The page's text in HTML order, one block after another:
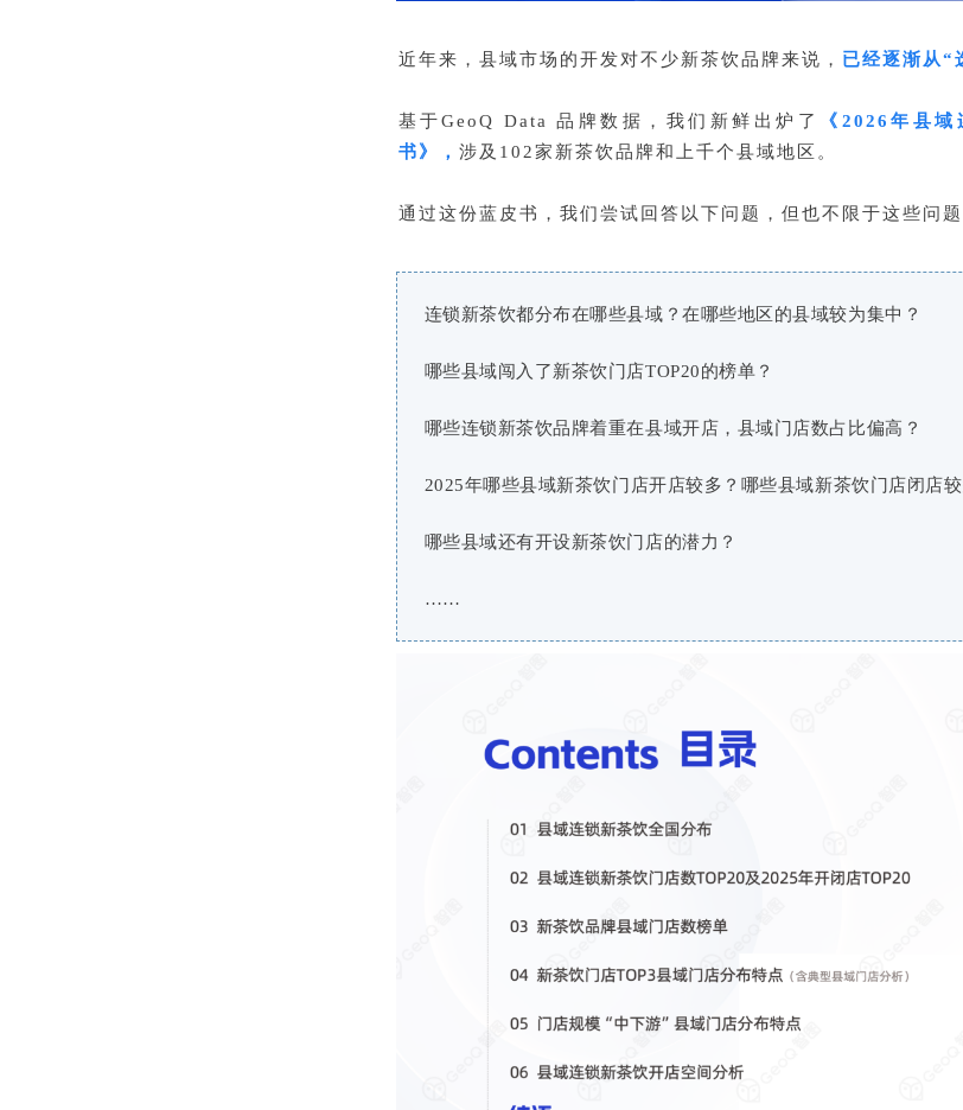
近年来，县域市场的开发对不少新茶饮品牌来说， 已经逐渐从“
基于GeoQ Data 品牌数据，我们新鲜出炉了
《2026年县
书》， 涉及102家新茶饮品牌和上千个县域地区。
通过这份蓝皮书，我们尝试回答以下问题，但也不限于这些问题
连锁新茶饮都分布在哪些县域？在哪些地区的县域较为集中？
哪些县域闯入了新茶饮门店TOP20的榜单？
哪些连锁新茶饮品牌着重在县域开店，县域门店数占比偏高？
2025年哪些县域新茶饮门店开店较多？哪些县域新茶饮门店闭店较
哪些县域还有开设新茶饮门店的潜力？
……